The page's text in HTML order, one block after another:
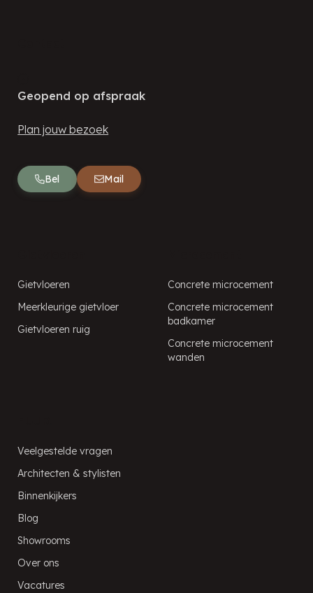
Geopend op afspraak
Plan jouw bezoek
Bel Mail
Gietvloeren
Meerkleurige gietvloer
Gietvloeren ruig
Concrete microcement
Concrete microcement
badkamer
Concrete microcement
wanden
Veelgestelde vragen
Architecten & stylisten
Binnenkijkers
Blog
Showrooms
Over ons
Vacatures